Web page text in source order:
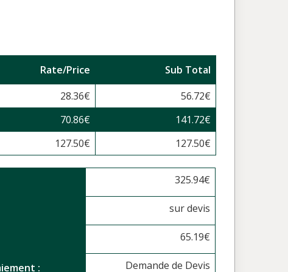
Rate/Price
Sub Total
28.36€ 56.72€
70.86€ 141.72€
127.50€ 127.50€
325.94€
sur devis
65.19€
: Demande de Devis